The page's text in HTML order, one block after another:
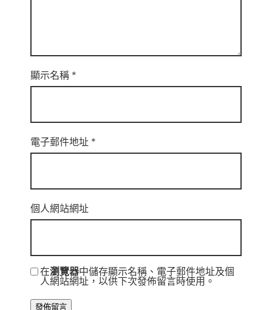
顯示名稱 *
電子郵件地址 *
個人網站網址
在瀏覽器中儲存顯示名稱、電子郵件地址及個
人網站網址，以供下次發佈留言時使用。